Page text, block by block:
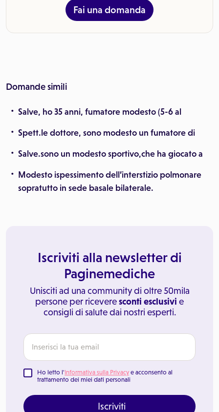
Fai una domanda
Domande simili
Salve, ho 35 anni, fumatore modesto (5-6 al
Spett.le dottore, sono modesto un fumatore di
Salve.sono un modesto sportivo,che ha giocato a
Modesto ispessimento dell’interstizio polmonare
sopratutto in sede basale bilaterale.
Iscriviti alla newsletter di
Paginemediche
Unisciti ad una community di oltre 50mila
persone per riceveresconti esclusivi e
consigli di salute dai nostri esperti.
Ho letto l'Informativa sulla Privacy e acconsento al
trattamento dei miei dati personali
Iscriviti